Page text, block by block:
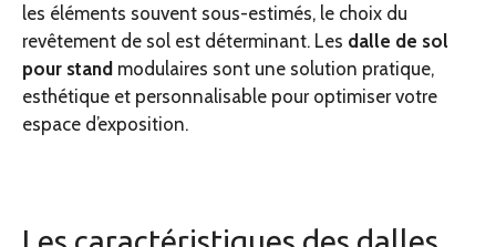
les éléments souvent sous-estimés, le choix du
revêtement de sol est déterminant. Les dalle de sol
pour stand modulaires sont une solution pratique,
esthétique et personnalisable pour optimiser votre
espace d’exposition.